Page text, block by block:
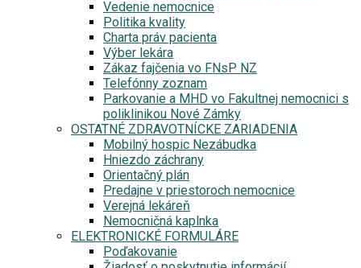
Vedenie nemocnice
Politika kvality
Charta práv pacienta
Výber lekára
Zákaz fajčenia vo FNsP NZ
Telefónny zoznam
Parkovanie a MHD vo Fakultnej nemocnici s
poliklinikou Nové Zámky
OSTATNÉ ZDRAVOTNÍCKE ZARIADENIA
Mobilný hospic Nezábudka
Hniezdo záchrany
Orientačný plán
Predajne v priestoroch nemocnice
Verejná lekáreň
Nemocničná kaplnka
ELEKTRONICKÉ FORMULÁRE
Poďakovanie